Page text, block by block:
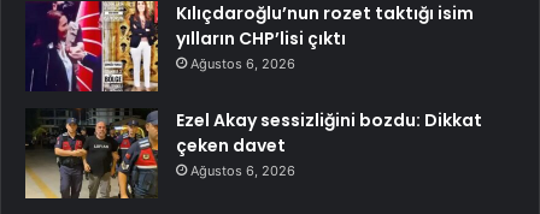
Kılıçdaroğlu’nun rozet taktığı isim
yılların CHP’lisi çıktı
Ağustos 6, 2026
Ezel Akay sessizliğini bozdu: Dikkat
çeken davet
Ağustos 6, 2026